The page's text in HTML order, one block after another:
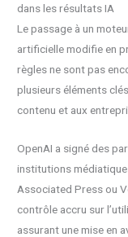
dans les résultats IA
Le passage à un
artificielle modifie en
règles ne sont pas
plusieurs éléments
contenu et aux
OpenAI a signé des
institutions
Associated Press ou
contrôle accru sur
assurant une mise en